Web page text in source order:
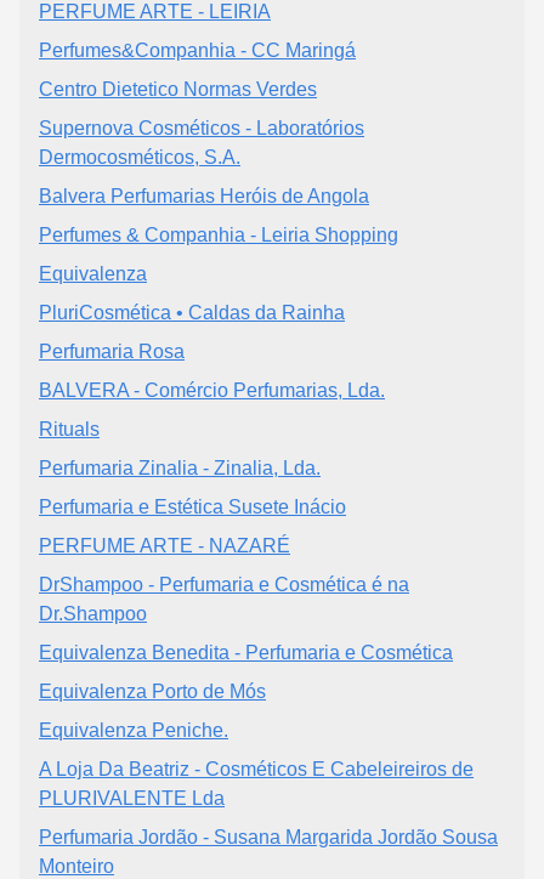
PERFUME ARTE - LEIRIA
Perfumes&Companhia - CC Maringá
Centro Dietetico Normas Verdes
Supernova Cosméticos - Laboratórios
Dermocosméticos, S.A.
Balvera Perfumarias Heróis de Angola
Perfumes & Companhia - Leiria Shopping
Equivalenza
PluriCosmética • Caldas da Rainha
Perfumaria Rosa
BALVERA - Comércio Perfumarias, Lda.
Rituals
Perfumaria Zinalia - Zinalia, Lda.
Perfumaria e Estética Susete Inácio
PERFUME ARTE - NAZARÉ
DrShampoo - Perfumaria e Cosmética é na
Dr.Shampoo
Equivalenza Benedita - Perfumaria e Cosmética
Equivalenza Porto de Mós
Equivalenza Peniche.
A Loja Da Beatriz - Cosméticos E Cabeleireiros de
PLURIVALENTE Lda
Perfumaria Jordão - Susana Margarida Jordão Sousa
Monteiro